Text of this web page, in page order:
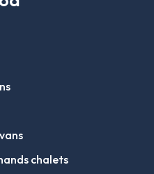
chalets